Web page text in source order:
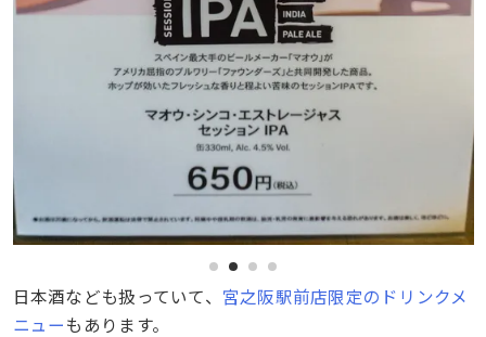
日本酒なども扱っていて、 宮之阪駅前店限定のドリンクメ
ニューもあります。